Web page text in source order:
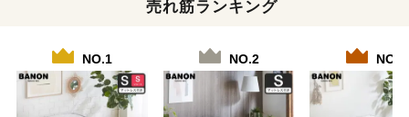
売れ筋ランキング
NO.1 NO.2 NO.3